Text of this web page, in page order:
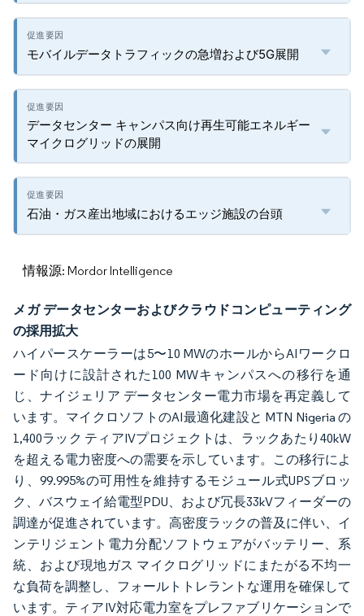
モバイルデータトラフィックの急増および5G展開
データセンター キャンパス向け再生可能エネルギー
マイクログリッドの展開
石油・ガス産出地域におけるエッジ施設の台頭
情報源: Mordor Intelligence
メガ データセンターおよびクラウドコンピューティング
の採用拡大
ハイパースケーラーは5〜10 MWのホールからAIワークロ
ード向けに設計された100 MWキャンパスへの移行を通
じ、ナイジェリア データセンター電力市場を再定義して
います。マイクロソフトのAI最適化建設と MTN Nigeria の
1,400ラック ティアIVプロジェクトは、ラックあたり40kW
を超える電力密度への需要を示しています。この移行によ
り、99.995%の可用性を維持するモジュール式UPSブロッ
ク、バスウェイ給電型PDU、および冗長33kVフィーダーの
調達が促進されています。高密度ラックの普及に伴い、イ
ンテリジェント電力分配ソフトウェアがバッテリー、系
統、および現地ガス マイクログリッドにまたがる不均一
な負荷を調整し、フォールトトレラントな運用を確保して
います。ティアIV対応電力室をプレファブリケーションで